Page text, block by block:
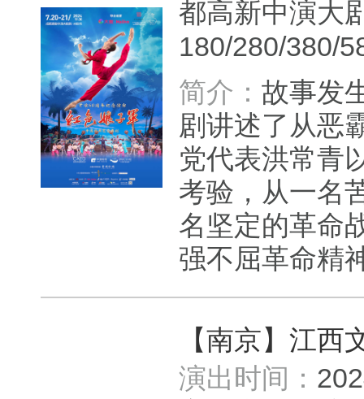
都高新中演
180/280/380/
简介： 故事发
剧讲述了从恶
党代表洪常青
考验，从一名
名坚定的革命
强不屈革命精
【南京】江西
演出时间：